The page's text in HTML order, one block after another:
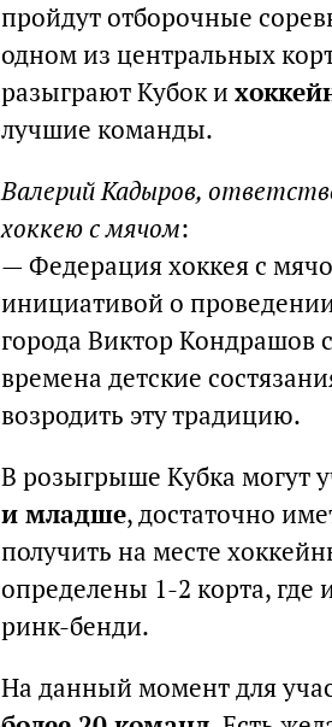
пройдут отборочные
одном из центральных
разыграют Кубок и
лучшие команды.
Валерий Кадыров,
хоккею с мячом:
— Федерация хоккея с
инициативой о
города Виктор Кондрашов
времена детские
возродить эту традицию.
В розыгрыше Кубка могут
и младше, достаточно
получить на месте
определены 1-2 корта, где
ринк-бенди.
На данный момент для